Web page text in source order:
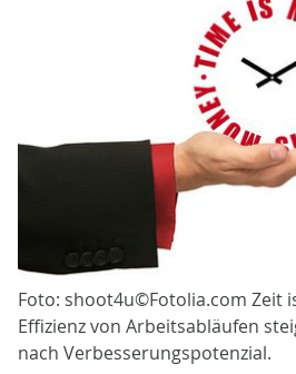
Foto: shoot4u©Fotolia.com Zeit
Effizienz von Arbeitsabläufen
nach Verbesserungspotenzial.